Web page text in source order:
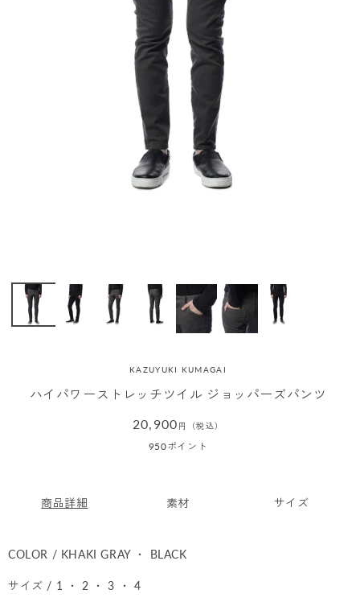
KAZUYUKI KUMAGAI
ハイパワーストレッチツイル ジョッパーズパンツ
通
20,900 円（税込）
950ポイント
商品詳細 素材 サイズ
COLOR / KHAKI GRAY ・ BLACK
サイズ / 1 ・ 2 ・ 3 ・ 4